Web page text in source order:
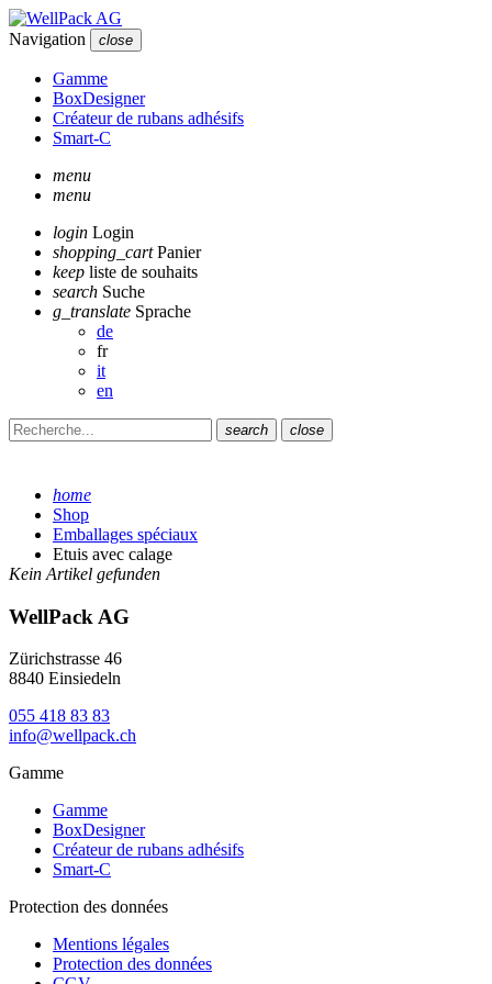
Navigation close
Gamme
BoxDesigner
Créateur de rubans adhésifs
Smart-C
menu
menu
login Login
shopping_cart Panier
keep liste de souhaits
search Suche
g_translate Sprache
de
fr
it
en
search close
home
Shop
Emballages spéciaux
Etuis avec calage
Kein Artikel gefunden
WellPack AG
Zürichstrasse 46
8840 Einsiedeln
055 418 83 83
info@wellpack.ch
Gamme
Gamme
BoxDesigner
Créateur de rubans adhésifs
Smart-C
Protection des données
Mentions légales
Protection des données